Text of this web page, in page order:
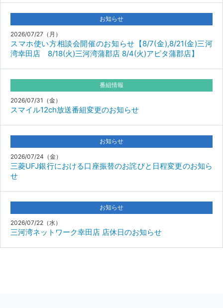
お知らせ
2026/07/27（月）
スマホ使い方相談会開催のお知らせ【8/7(金),8/21(金)三河
湾幸田店 8/18(火)三河湾蒲郡店 8/4(火)アピタ蒲郡店】
番組情報
2026/07/31（金）
スマイル12ch放送番組変更のお知らせ
お知らせ
2026/07/24（金）
三菱UFJ銀行における口座振替のお詫びと日程変更のお知ら
せ
お知らせ
2026/07/22（水）
三河湾ネットワーク幸田店 店休日のお知らせ